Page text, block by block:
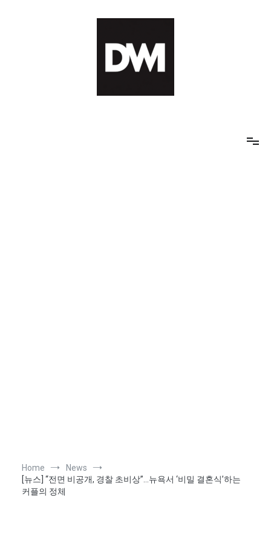
Home
News
[뉴스] “전면 비공개, 경찰 초비상”…뉴욕서 ‘비밀 결혼식’하는
커플의 정체